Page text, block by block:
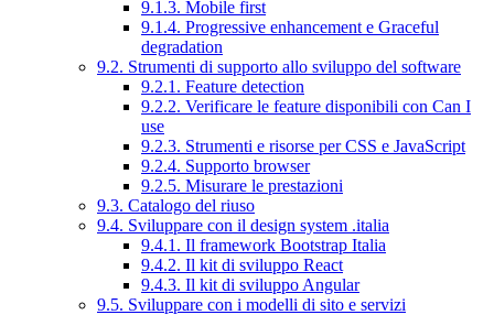
9.1.3. Mobile first
9.1.4. Progressive enhancement e Graceful
degradation
9.2. Strumenti di supporto allo sviluppo del software
9.2.1. Feature detection
9.2.2. Verificare le feature disponibili con Can I
use
9.2.3. Strumenti e risorse per CSS e JavaScript
9.2.4. Supporto browser
9.2.5. Misurare le prestazioni
9.3. Catalogo del riuso
9.4. Sviluppare con il design system .italia
9.4.1. Il framework Bootstrap Italia
9.4.2. Il kit di sviluppo React
9.4.3. Il kit di sviluppo Angular
9.5. Sviluppare con i modelli di sito e servizi